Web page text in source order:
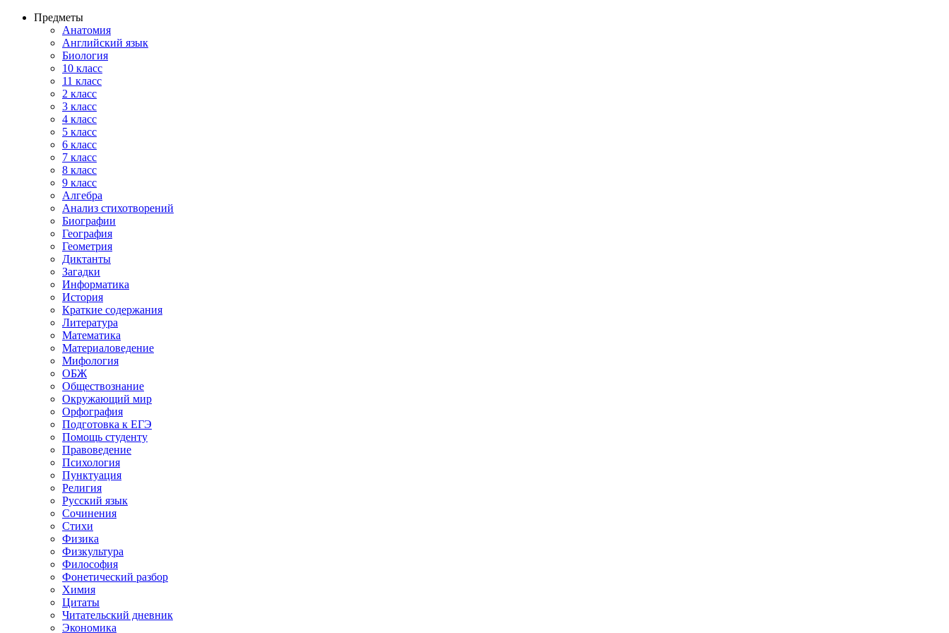
Предметы
Анатомия
Английский язык
Биология
10 класс
11 класс
2 класс
3 класс
4 класс
5 класс
6 класс
7 класс
8 класс
9 класс
Алгебра
Анализ стихотворений
Биографии
География
Геометрия
Диктанты
Загадки
Информатика
История
Краткие содержания
Литература
Математика
Материаловедение
Мифология
ОБЖ
Обществознание
Окружающий мир
Орфография
Подготовка к ЕГЭ
Помощь студенту
Правоведение
Психология
Пунктуация
Религия
Русский язык
Сочинения
Стихи
Физика
Физкультура
Философия
Фонетический разбор
Химия
Цитаты
Читательский дневник
Экономика